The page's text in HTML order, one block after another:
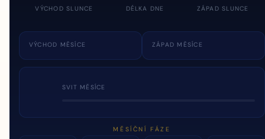
VÝCHOD SLUNCE DÉLKA DNE ZÁPAD SLUNCE
VÝCHOD MĚSÍCE ZÁPAD MĚSÍCE
SVIT MĚSÍCE
MĚSÍČNÍ FÁZE